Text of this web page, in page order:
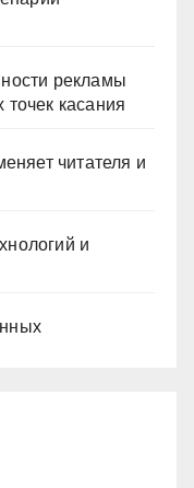
рекламы
касания
читателя и
и